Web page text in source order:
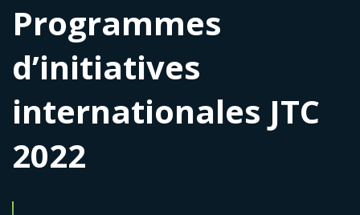
Programmes
d’initiatives
internationales JTC
2022